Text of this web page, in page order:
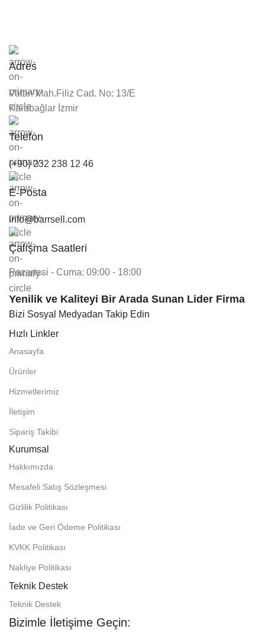
Adres
Vatan Mah.Filiz Cad. No: 13/E
Karabağlar İzmir
Telefon
(+90) 232 238 12 46
E-Posta
info@barrsell.com
Çalışma Saatleri
Pazartesi - Cuma: 09:00 - 18:00
Yenilik ve Kaliteyi Bir Arada Sunan Lider Firma
Bizi Sosyal Medyadan Takip Edin
Hızlı Linkler
Anasayfa
Ürünler
Hizmetlerimiz
İletişim
Sipariş Takibi
Kurumsal
Hakkımızda
Mesafeli Satış Sözleşmesi
Gizlilik Politikası
İade ve Geri Ödeme Politikası
KVKK Politikası
Nakliye Politikası
Teknik Destek
Teknik Destek
Bizimle İletişime Geçin: